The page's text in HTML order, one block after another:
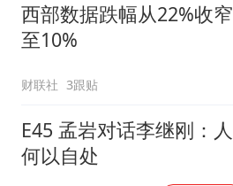
西部数据跌幅从22%收窄
至10%
财联社 3跟贴
E45 孟岩对话李继刚：人
何以自处